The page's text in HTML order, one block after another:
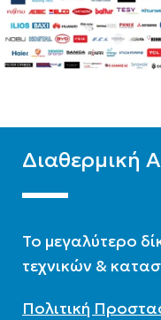
Δίστηλο ,Μονόστηλο
Τρίστηλο
Διαθερμική
To μεγαλύτερο
τεχνικών &
Πολιτική